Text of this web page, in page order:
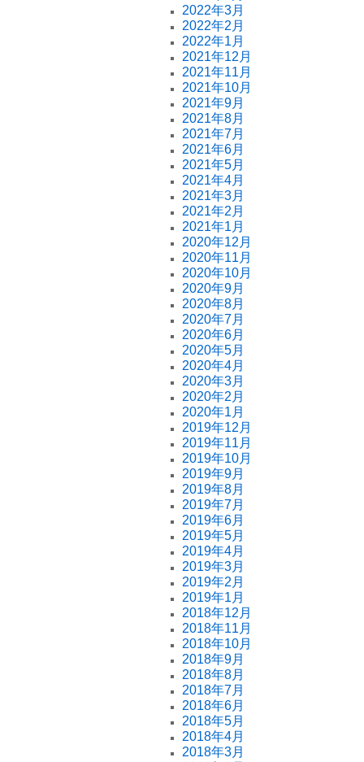
2022年3月
2022年2月
2022年1月
2021年12月
2021年11月
2021年10月
2021年9月
2021年8月
2021年7月
2021年6月
2021年5月
2021年4月
2021年3月
2021年2月
2021年1月
2020年12月
2020年11月
2020年10月
2020年9月
2020年8月
2020年7月
2020年6月
2020年5月
2020年4月
2020年3月
2020年2月
2020年1月
2019年12月
2019年11月
2019年10月
2019年9月
2019年8月
2019年7月
2019年6月
2019年5月
2019年4月
2019年3月
2019年2月
2019年1月
2018年12月
2018年11月
2018年10月
2018年9月
2018年8月
2018年7月
2018年6月
2018年5月
2018年4月
2018年3月